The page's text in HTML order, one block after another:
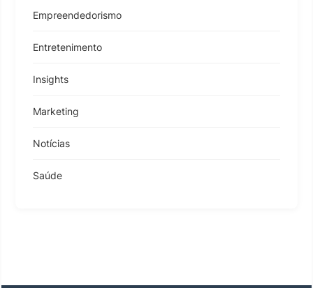
Empreendedorismo
Entretenimento
Insights
Marketing
Notícias
Saúde